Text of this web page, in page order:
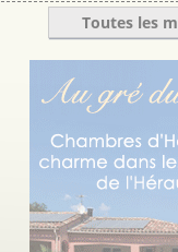
Toutes les